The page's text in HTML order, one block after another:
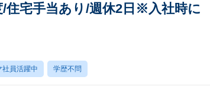
/住宅手当あり/週休2日※入社時に
社員活躍中 学歴不問